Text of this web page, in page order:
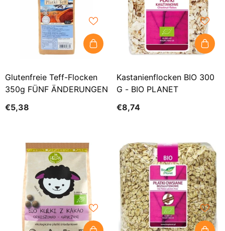
Glutenfreie Teff-Flocken
350g FÜNF ÄNDERUNGEN
€5,38
Kastanienflocken BIO 300
G - BIO PLANET
€8,74